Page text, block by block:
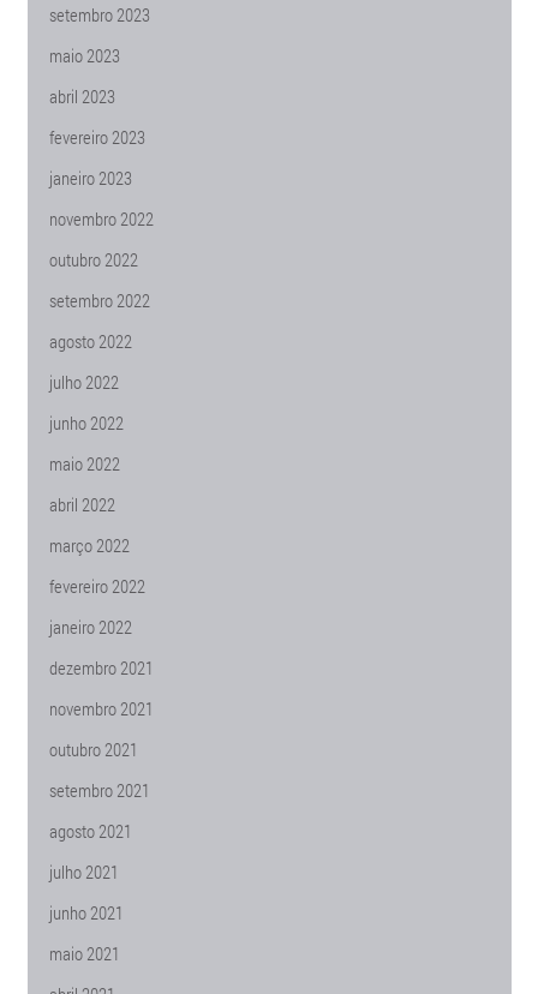
setembro 2023
maio 2023
abril 2023
fevereiro 2023
janeiro 2023
novembro 2022
outubro 2022
setembro 2022
agosto 2022
julho 2022
junho 2022
maio 2022
abril 2022
março 2022
fevereiro 2022
janeiro 2022
dezembro 2021
novembro 2021
outubro 2021
setembro 2021
agosto 2021
julho 2021
junho 2021
maio 2021